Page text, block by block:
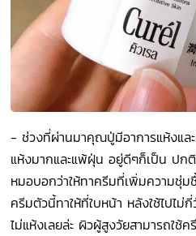
- ช่วงที่ผ่านมาคุณปู่มีอาการแห้งแล
แห้งมากและแพ้ฝุ่น อยู่ดีๆก็เป็น ปก
หมอบอกว่าให้ทาครีมที่เพิ่มความชุ่ม
ครีมตัวนี้ทาให้ที่ใบหน้า หลังใช้ไปไม่
ไม่แห้งเลยล่ะ ผิวผู้สูงวัยสามารถใช้